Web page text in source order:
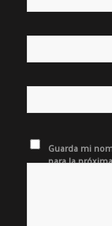
Guarda mi
para la